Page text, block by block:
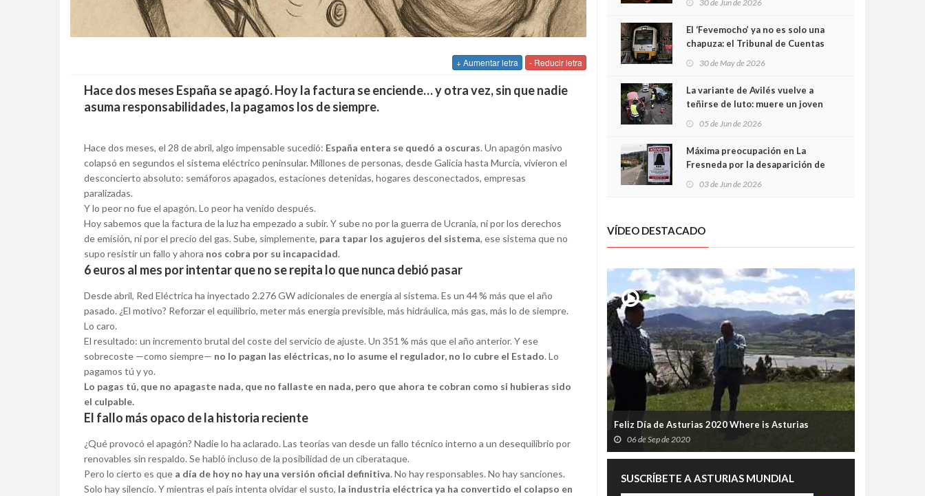
+ Aumentar letra - Reducir letra
Hace dos meses España se apagó. Hoy la factura se enciende… y otra vez, sin que nadie
asuma responsabilidades, la pagamos los de siempre.
Hace dos meses, el 28 de abril, algo impensable sucedió: España entera se quedó a oscuras. Un apagón masivo
colapsó en segundos el sistema eléctrico peninsular. Millones de personas, desde Galicia hasta Murcia, vivieron el
desconcierto absoluto: semáforos apagados, estaciones detenidas, hogares desconectados, empresas
paralizadas.
Y lo peor no fue el apagón. Lo peor ha venido después.
Hoy sabemos que la factura de la luz ha empezado a subir. Y sube no por la guerra de Ucrania, ni por los derechos
de emisión, ni por el precio del gas. Sube, simplemente, para tapar los agujeros del sistema, ese sistema que no
supo resistir un fallo y ahora nos cobra por su incapacidad.
6 euros al mes por intentar que no se repita lo que nunca debió pasar
Desde abril, Red Eléctrica ha inyectado 2.276 GW adicionales de energía al sistema. Es un 44 % más que el año
pasado. ¿El motivo? Reforzar el equilibrio, meter más energía previsible, más hidráulica, más gas, más lo de siempre.
Lo caro.
El resultado: un incremento brutal del coste del servicio de ajuste. Un 351 % más que el año anterior. Y ese
sobrecoste —como siempre— no lo pagan las eléctricas, no lo asume el regulador, no lo cubre el Estado. Lo
pagamos tú y yo.
Lo pagas tú, que no apagaste nada, que no fallaste en nada, pero que ahora te cobran como si hubieras sido
el culpable.
El fallo más opaco de la historia reciente
¿Qué provocó el apagón? Nadie lo ha aclarado. Las teorías van desde un fallo técnico interno a un desequilibrio por
renovables sin respaldo. Se habló incluso de la posibilidad de un ciberataque.
Pero lo cierto es que a día de hoy no hay una versión oficial definitiva. No hay responsables. No hay sanciones.
Solo hay silencio. Y mientras el país intenta olvidar el susto, la industria eléctrica ya ha convertido el colapso en
30 de Jun de 2026
El ‘Fevemocho’ ya no es solo una
chapuza: el Tribunal de Cuentas
sobrecoste de los trenes que no
cabían por los túneles
30 de May de 2026
La variante de Avilés vuelve a
teñirse de luto: muere un joven
05 de Jun de 2026
Máxima preocupación en La
Fresneda por la desaparición de
03 de Jun de 2026
VÍDEO DESTACADO
Feliz Día de Asturias 2020 Where is Asturias
06 de Sep de 2020
SUSCRÍBETE A ASTURIAS MUNDIAL